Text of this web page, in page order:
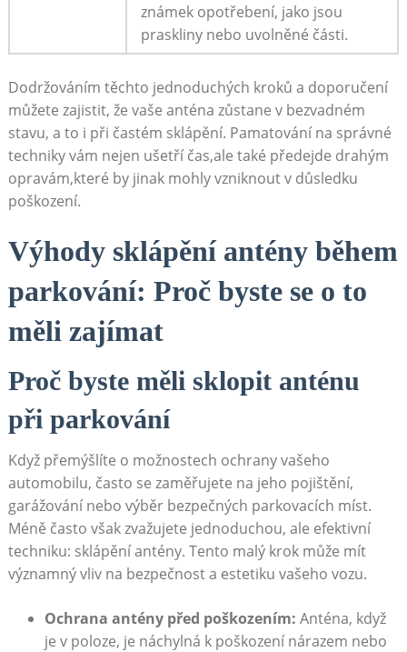
známek opotřebení, jako jsou
praskliny ‍nebo uvolněné části.
Dodržováním⁢ těchto jednoduchých kroků a doporučení
můžete zajistit, že⁣ vaše ⁣anténa zůstane v bezvadném
stavu, a to⁣ i při častém ‌sklápění. Pamatování‌ na správné
techniky vám nejen ušetří čas,ale také předejde drahým
opravám,které by jinak mohly vzniknout v ‍důsledku
poškození.
Výhody sklápění antény během
parkování: Proč byste se o to
měli ‍zajímat
Proč‌ byste měli ‍sklopit​ anténu
při parkování
Když přemýšlíte o možnostech ochrany vašeho
automobilu, často se zaměřujete na jeho pojištění,
garážování nebo výběr bezpečných‌ parkovacích míst.
Méně často však zvažujete jednoduchou, ale efektivní
techniku: sklápění antény. Tento malý ⁢krok může mít
významný vliv na bezpečnost a estetiku vašeho vozu.
Ochrana antény před poškozením: Anténa, ‍když⁤
je​ v poloze, je náchylná k poškození ⁣nárazem nebo